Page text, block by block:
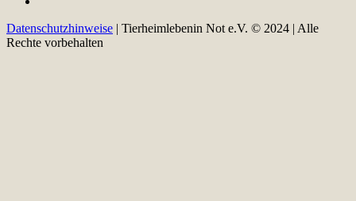
Datenschutzhinweise | Tierheimlebenin Not e.V. © 2024 | Alle
Rechte vorbehalten